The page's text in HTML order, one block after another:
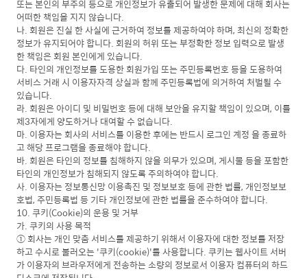
또는 본인의 부주의 등으로 개인정보가 유출되어 발생한 문제에 대해 회사는
어떠한 책임을 지지 않습니다.
나. 회원은 진실 한 사실에 근거하여 정보를 제공하여야 하며, 최신의 정확한
정보가 유지되어야 합니다. 회원의 허위 또는 부정확한 정보 입력으로 발생
한 책임은 회원 본인에게 있습니다.
다. 타인의 개인정보를 도용한 회원가입 또는 주민등록번호 등을 도용하여
서비스 거래 시 이용자자격 상실과 함께 주민등록법에 의거하여 처벌될 수
있습니다.
라. 회원은 아이디 및 비밀번호 등에 대해 보안을 유지할 책임이 있으며, 이를
제3자에게 양도하거나 대여할 수 없습니다.
마. 이용자는 회사의 서비스를 이용한 후에는 반드시 로그인 계정 을 종료하
고 해당 프로그램을 종료해야 합니다.
바. 회원은 타인의 정보를 침해하지 않을 의무가 있으며, 게시물 등을 포함한
타인의 개인정보가 침해되지 않도록 주의하여야 합니다.
사. 이용자는 정보통신망 이용촉진 및 정보보호 등에 관한 법률, 개인정보보
호법, 주민등록법 등 기타 개인정보에 관한 법률을 준수하여야 합니다.
10. 쿠키(Cookie)의 운용 및 거부
가. 쿠키의 사용 목적
① 회사는 개인 맞춤 서비스를 제공하기 위해서 이용자에 대한 정보를 저장
하고 수시로 불러오는 '쿠키(cookie)'를 사용합니다. 쿠키는 웹사이트 서버
가 이용자의 브라우저에게 전송하는 소량의 정보로서 이용자 컴퓨터의 하드